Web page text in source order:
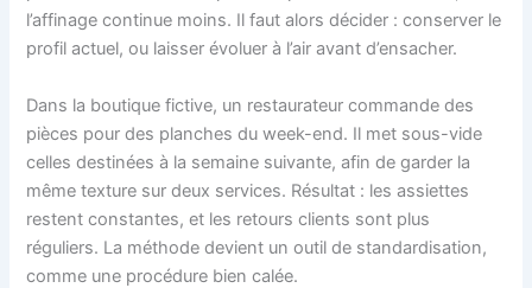
l’affinage continue moins. Il faut alors décider : conserver le
profil actuel, ou laisser évoluer à l’air avant d’ensacher.
Dans la boutique fictive, un restaurateur commande des
pièces pour des planches du week-end. Il met sous-vide
celles destinées à la semaine suivante, afin de garder la
même texture sur deux services. Résultat : les assiettes
restent constantes, et les retours clients sont plus
réguliers. La méthode devient un outil de standardisation,
comme une procédure bien calée.